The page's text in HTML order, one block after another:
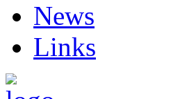
News
Links